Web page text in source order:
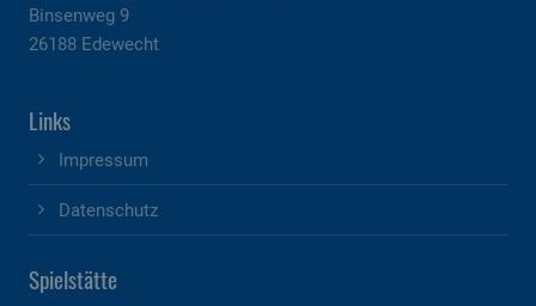
Binsenweg 9
26188 Edewecht
Links
Impressum
Datenschutz
Spielstätte